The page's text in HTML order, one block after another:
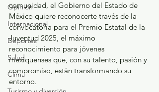
Opinión
Internacional
Deportes
Salud
Clima
comunidad, el Gobierno del Estado de
México quiere reconocerte través de la
convocatoria para el Premio Estatal de la
Juventud 2025, el máximo
reconocimiento para jóvenes
mexiquenses que, con su talento, pasión y
compromiso, están transformando su
entorno.